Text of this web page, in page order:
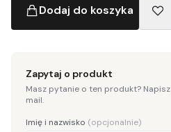
Dodaj do koszyka
Zapytaj o produkt
Masz pytanie o ten produkt?
mail.
Imię i nazwisko (opcjonalnie)